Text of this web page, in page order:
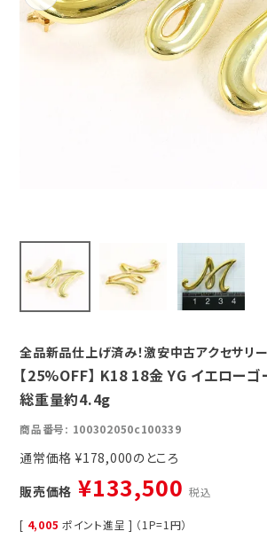
Previous
全品新品仕上げ済み！激安中古アクセサリー
【25%OFF】 K18 18金 YG イエロー
総重量約4.4g
商品番号 100302050c100339
通常価格 ¥178,000
販売価格 ¥133,500 税込
[ 4,005 ポイント進呈 ] （1P=1円）